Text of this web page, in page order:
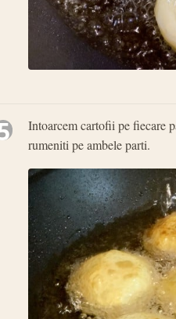
Intoarcem cartofii pe fiecare
rumeniti pe ambele parti.